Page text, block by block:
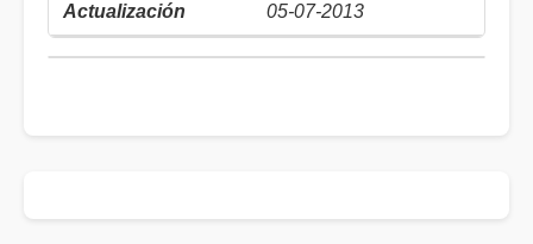
05-07-2013